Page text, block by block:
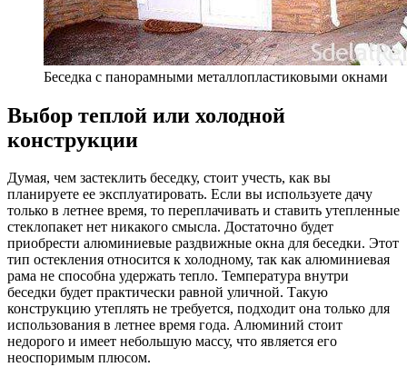
Беседка с панорамными металлопластиковыми окнами
Выбор теплой или холодной
конструкции
Думая, чем застеклить беседку, стоит учесть, как вы
планируете ее эксплуатировать. Если вы используете дачу
только в летнее время, то переплачивать и ставить утепленные
стеклопакет нет никакого смысла. Достаточно будет
приобрести алюминиевые раздвижные окна для беседки. Этот
тип остекления относится к холодному, так как алюминиевая
рама не способна удержать тепло. Температура внутри
беседки будет практически равной уличной. Такую
конструкцию утеплять не требуется, подходит она только для
использования в летнее время года. Алюминий стоит
недорого и имеет небольшую массу, что является его
неоспоримым плюсом.